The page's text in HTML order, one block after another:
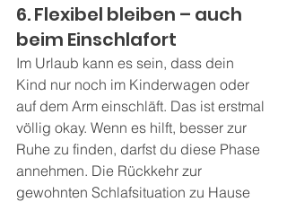
6. Flexibel bleiben – auch
beim Einschlafort
Im Urlaub kann es sein, dass dein
Kind nur noch im Kinderwagen oder
auf dem Arm einschläft. Das ist erstmal
völlig okay. Wenn es hilft, besser zur
Ruhe zu finden, darfst du diese Phase
annehmen. Die Rückkehr zur
gewohnten Schlafsituation zu Hause